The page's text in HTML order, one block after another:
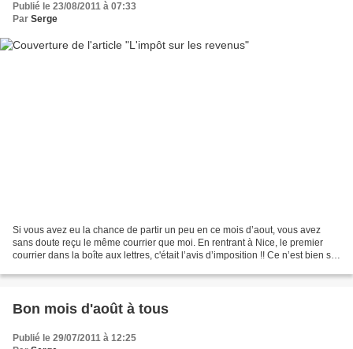
Publié le 23/08/2011 à 07:33
Par Serge
Si vous avez eu la chance de partir un peu en ce mois d’aout, vous avez
sans doute reçu le même courrier que moi. En rentrant à Nice, le premier
courrier dans la boîte aux lettres, c'était l’avis d’imposition !! Ce n’est bien sûr
Bon mois d'août à tous
Publié le 29/07/2011 à 12:25